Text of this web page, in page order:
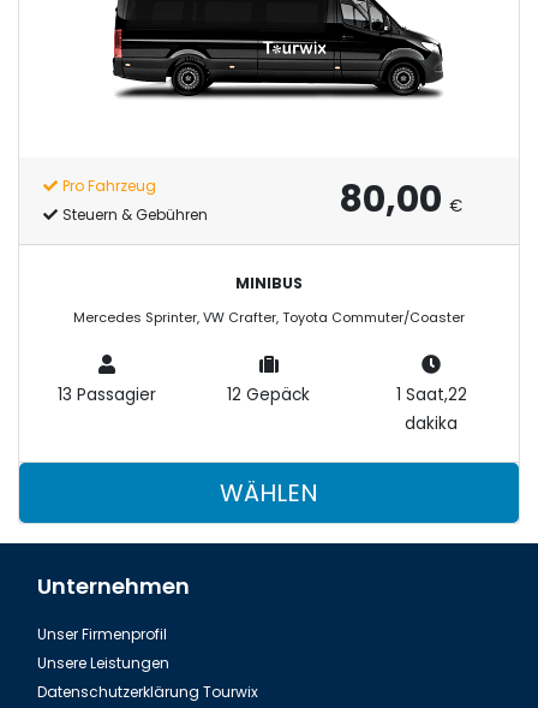
Pro Fahrzeug
Steuern & Gebühren
80,00 €
MINIBUS
Mercedes Sprinter, VW Crafter, Toyota Commuter/Coaster
13 Passagier 12 Gepäck
1 Saat,22
dakika
WÄHLEN
Unternehmen
Unser Firmenprofil
Unsere Leistungen
Datenschutzerklärung Tourwix